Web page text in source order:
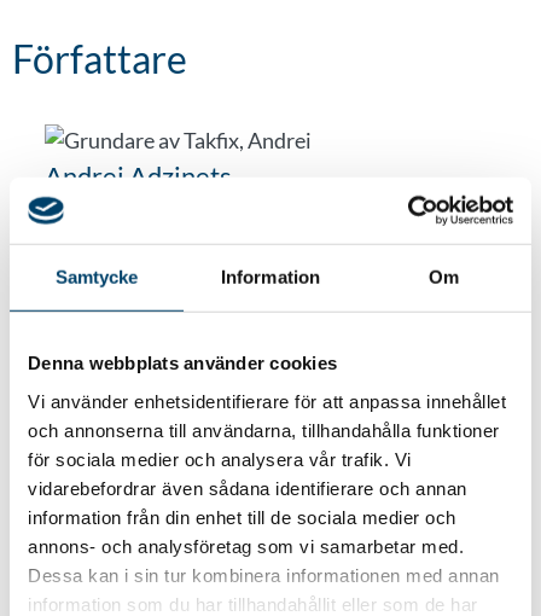
Samtycke Information Om
Denna webbplats använder cookies
Vi använder enhetsidentifierare för att anpassa innehållet
och annonserna till användarna, tillhandahålla funktioner
för sociala medier och analysera vår trafik. Vi
vidarebefordrar även sådana identifierare och annan
information från din enhet till de sociala medier och
annons- och analysföretag som vi samarbetar med.
Dessa kan i sin tur kombinera informationen med annan
information som du har tillhandahållit eller som de har
Författare
Andrei Adzinets
VD Takfix
Tillbaka till alla referenser
Vill du bli kontaktad?
Namn